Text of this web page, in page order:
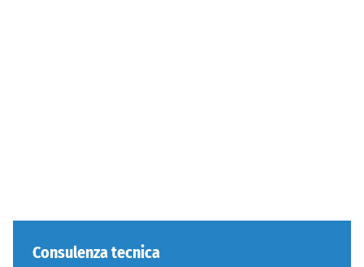
Consulenza tecnica